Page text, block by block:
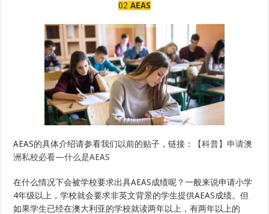
02 AEAS
AEAS的具体介绍请参看我们以前的贴子，链接：
【科普】申请澳
洲私校必看—什么是AEAS
在什么情况下会被学校要求出具AEAS成绩呢？一般来说申请小学
4年级以上，学校就会要求非英文背景的学生提供AEAS成绩。但
如果学生已经在澳大利亚的学校就读两年以上，有两年以上的